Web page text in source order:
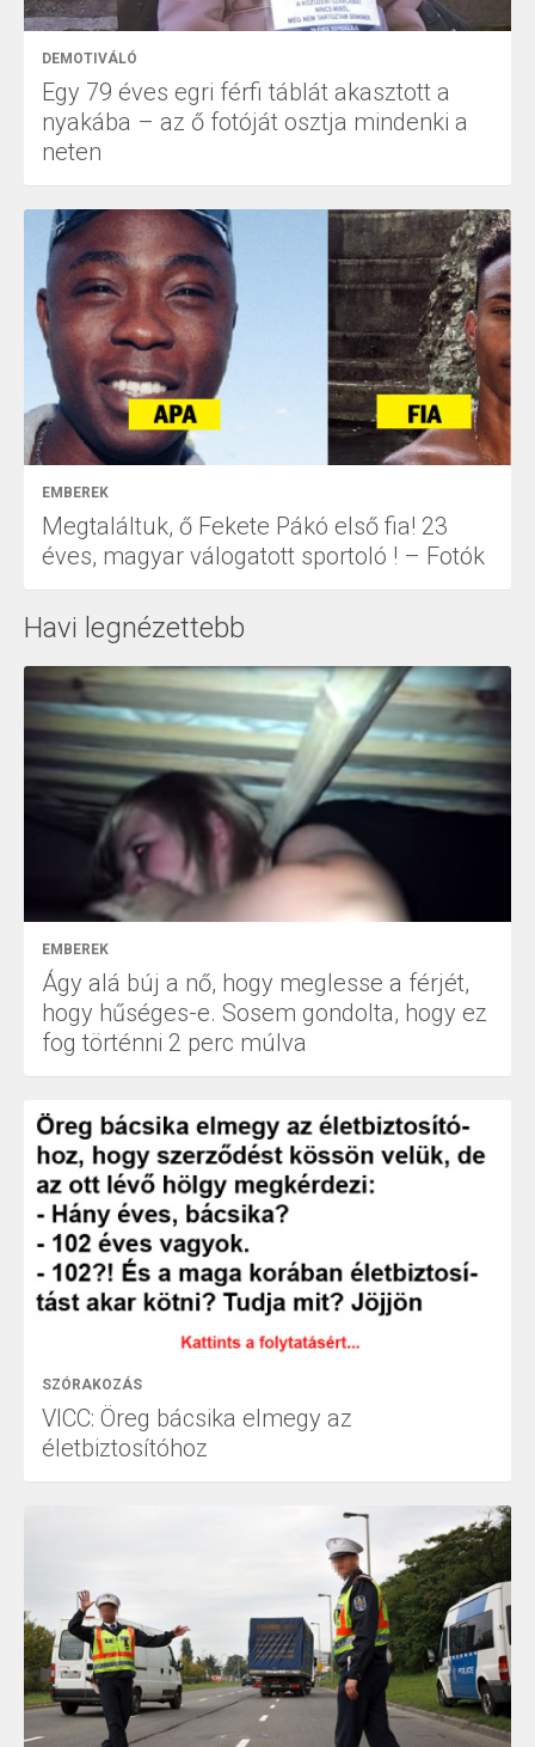
DEMOTIVÁLÓ
Egy 79 éves egri férfi táblát akasztott a
nyakába – az ő fotóját osztja mindenki a
neten
EMBEREK
Megtaláltuk, ő Fekete Pákó első fia! 23
éves, magyar válogatott sportoló ! – Fotók
Havi legnézettebb
EMBEREK
Ágy alá búj a nő, hogy meglesse a férjét,
hogy hűséges-e. Sosem gondolta, hogy ez
fog történni 2 perc múlva
SZÓRAKOZÁS
VICC: Öreg bácsika elmegy az
életbiztosítóhoz